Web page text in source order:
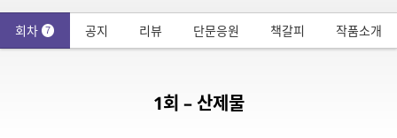
회차 7 공지 리뷰 단문응원 책갈피 작품소개
1회 – 산제물